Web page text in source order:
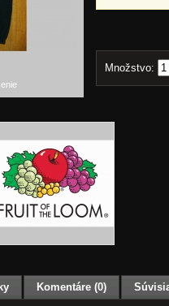
Množstvo:
Komentáre (0)